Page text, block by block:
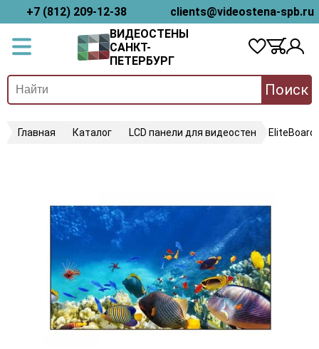
+7 (812) 209-12-38
clients@videostena-spb.ru
ВИДЕОСТЕНЫ
САНКТ-
ПЕТЕРБУРГ
Поиск
Главная Каталог LCD панели для видеостен EliteBoard